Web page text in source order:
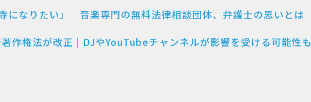
になりたい」 音楽専門の無料法律相談団体、弁護士の思いとは
作権法が改正 | DJやYouTubeチャンネルが影響を受ける可能性も